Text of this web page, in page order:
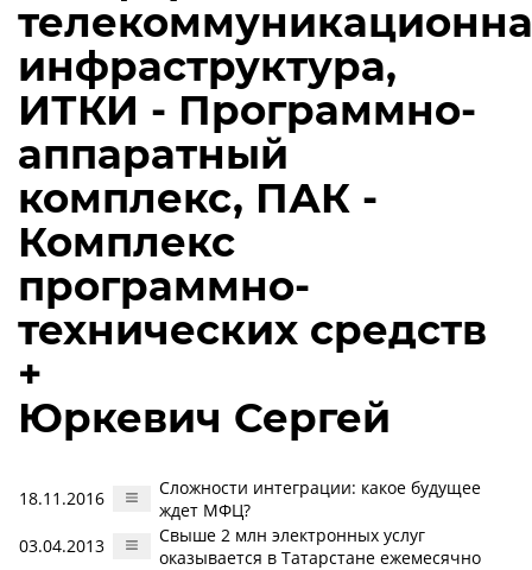
инфраструктура,
ИТКИ - Программно-
аппаратный
комплекс, ПАК -
Комплекс
программно-
технических средств
+
Юркевич Сергей
18.11.2016
Сложности интеграции: какое будущее
ждет МФЦ?
03.04.2013
Свыше 2 млн электронных услуг
оказывается в Татарстане ежемесячно